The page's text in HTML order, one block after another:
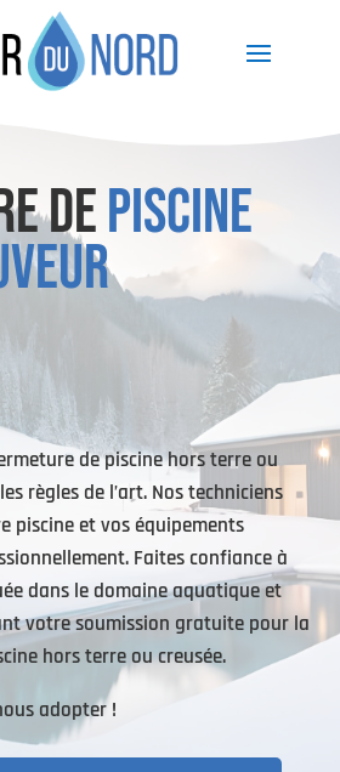
DEPISCINE
de piscine hors terre ou
règles de l’art. Nos techniciens
piscine et vos équipements
Faites confiance à
dans le domaine aquatique et
votre soumission gratuite pour la
hors terre ou creusée.
adopter !